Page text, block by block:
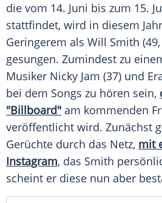
die vom 14. Juni bis zum 15.
stattfindet, wird in diesem
Geringerem als Will Smith
gesungen. Zumindest zu
Musiker Nicky Jam (37) und
bei dem Songs zu hören sein,
"Billboard" am kommenden
veröffentlicht wird. Zunächst
Gerüchte durch das Netz, mit
Instagram, das Smith
scheint er diese nun aber